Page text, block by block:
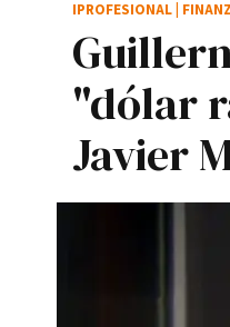
"dólar
Javier
IPROFESIONAL